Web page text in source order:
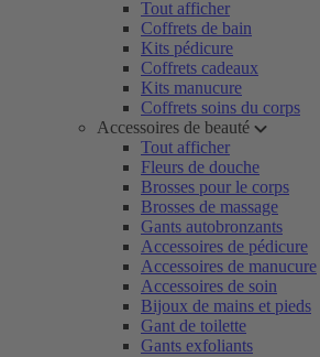
Tout afficher
Coffrets de bain
Kits pédicure
Coffrets cadeaux
Kits manucure
Coffrets soins du corps
Accessoires de beauté
Tout afficher
Fleurs de douche
Brosses pour le corps
Brosses de massage
Gants autobronzants
Accessoires de pédicure
Accessoires de manucure
Accessoires de soin
Bijoux de mains et pieds
Gant de toilette
Gants exfoliants